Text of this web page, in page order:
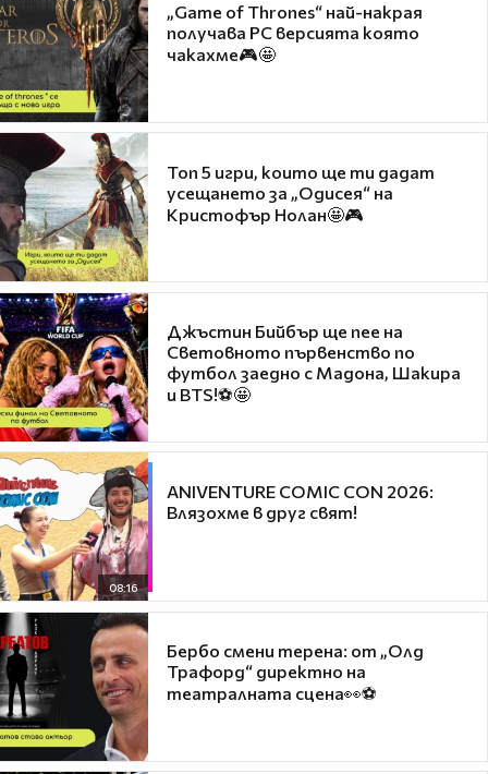
„Game of Thrones“ най-накрая
получава PC версията която
чакахме🎮🤩
Топ 5 игри, които ще ти дадат
усещането за „Одисея“ на
Кристофър Нолан🤩🎮
Джъстин Бийбър ще пее на
Световното първенство по
футбол заедно с Мадона, Шакира
и BTS!⚽🤩
08:16
ANIVENTURE COMIC CON 2026:
Влязохме в друг свят!
Бербо смени терена: от „Олд
Трафорд“ директно на
театралната сцена👀⚽